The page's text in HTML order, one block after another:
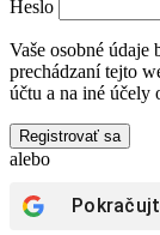
Heslo
Vaše osobné údaje
prechádzaní tejto
účtu a na iné účely
Registrovať sa
alebo